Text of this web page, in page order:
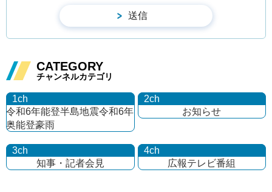
CATEGORY
チャンネルカテゴリ
1ch
令和6年能登半島地震令和6年
奥能登豪雨
2ch
お知らせ
3ch
知事・記者会見
4ch
広報テレビ番組